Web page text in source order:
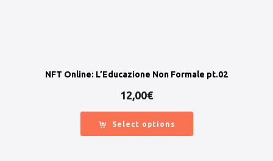
NFT Online: L’Educazione Non Formale pt.02
12,00€
Select options